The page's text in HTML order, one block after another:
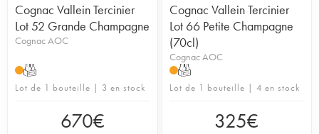
Cognac Vallein Tercinier
Lot 52 Grande Champagne
Cognac AOC
T
Lot de 1 bouteille | 3 en stock
670€
Cognac Vallein Tercinier
Lot 66 Petite Champagne
(70cl)
Cognac AOC
T
Lot de 1 bouteille | 4 en stock
325€